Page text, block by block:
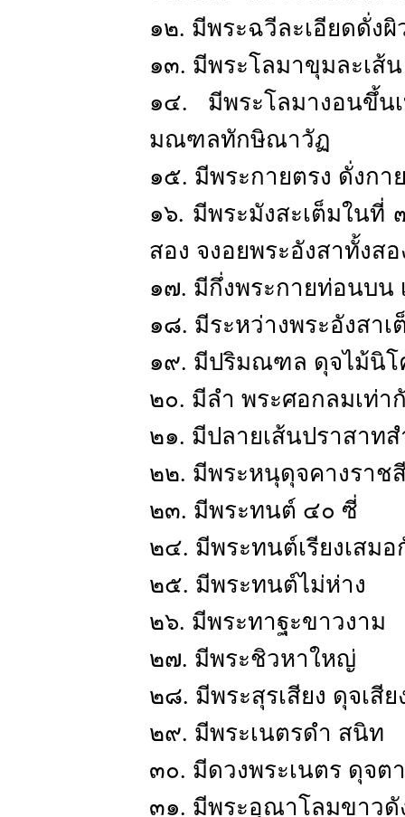
๑๒. มีพระฉวีละเอียดดั่ง
๑๓. มีพระโลมาขุมละเส้น
๑๔. มีพระโลมางอนขึ้น
มณฑลทักษิณาวัฏ
๑๕. มีพระกายตรง ดั่งกา
๑๖. มีพระมังสะเต็มในที่
สอง จงอยพระอังสาทั้งส
๑๗. มีกึ่งพระกายท่อนบน
๑๘. มีระหว่างพระอังสาเ
๑๙. มีปริมณฑล ดุจไม้นิโ
๒๐. มีลำ พระศอกลมเท่า
๒๑. มีปลายเส้นปราสาท
๒๒. มีพระหนุดุจคางราช
๒๓. มีพระทนต์ ๔๐ ซี่
๒๔. มีพระทนต์เรียงเสมอ
๒๕. มีพระทนต์ไม่ห่าง
๒๖. มีพระทาฐะขาวงาม
๒๗. มีพระชิวหาใหญ่
๒๘. มีพระสุรเสียง ดุจเสี
๒๙. มีพระเนตรดำ สนิท
๓๐. มีดวงพระเนตร ดุจต
๓๑. มีพระอุณาโลมขาวดั